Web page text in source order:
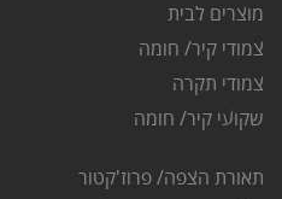
מוצרים לבית
צמודי קיר/ חומה
צמודי תקרה
שקועי קיר/ חומה
תאורת הצפה/ פרוז'קטור